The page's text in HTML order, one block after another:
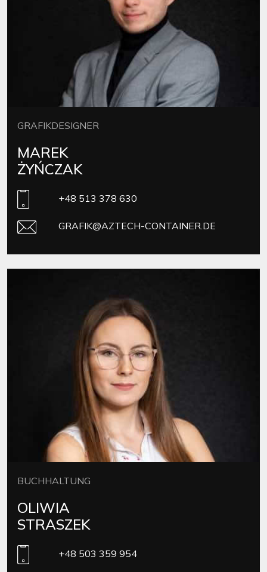
GRAFIKDESIGNER
MAREK
ŻYŃCZAK
+48 513 378 630
GRAFIK@AZTECH-CONTAINER.DE
BUCHHALTUNG
OLIWIA
STRASZEK
+48 503 359 954